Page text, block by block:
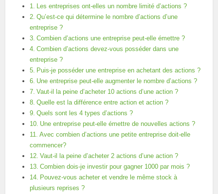
Les entreprises ont-elles un nombre limité d’actions ?
Qu’est-ce qui détermine le nombre d’actions d’une
entreprise ?
Combien d’actions une entreprise peut-elle émettre ?
Combien d’actions devez-vous posséder dans une
entreprise ?
Puis-je posséder une entreprise en achetant des actions ?
Une entreprise peut-elle augmenter le nombre d’actions ?
Vaut-il la peine d’acheter 10 actions d’une action ?
Quelle est la différence entre action et action ?
Quels sont les 4 types d’actions ?
Une entreprise peut-elle émettre de nouvelles actions ?
Avec combien d’actions une petite entreprise doit-elle
commencer?
Vaut-il la peine d’acheter 2 actions d’une action ?
Combien dois-je investir pour gagner 1000 par mois ?
Pouvez-vous acheter et vendre le même stock à
plusieurs reprises ?